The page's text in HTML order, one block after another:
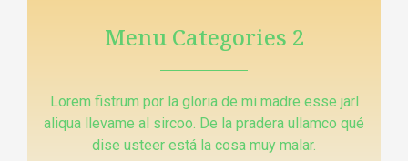
Menu Categories 2
Lorem fistrum por la gloria de mi madre esse jarl
aliqua llevame al sircoo. De la pradera ullamco qué
dise usteer está la cosa muy malar.